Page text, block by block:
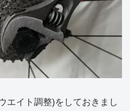
エイト調整)をしておきまし